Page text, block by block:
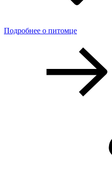
Подробнее о питомце